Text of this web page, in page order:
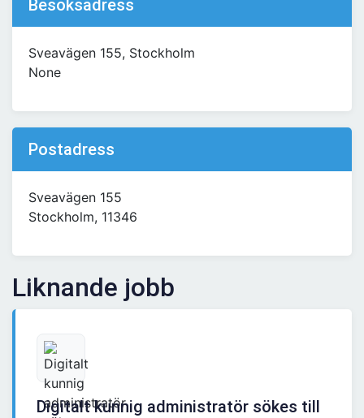
Besöksadress
Sveavägen 155, Stockholm
None
Postadress
Sveavägen 155
Stockholm, 11346
Liknande jobb
Digitalt kunnig administratör sökes till